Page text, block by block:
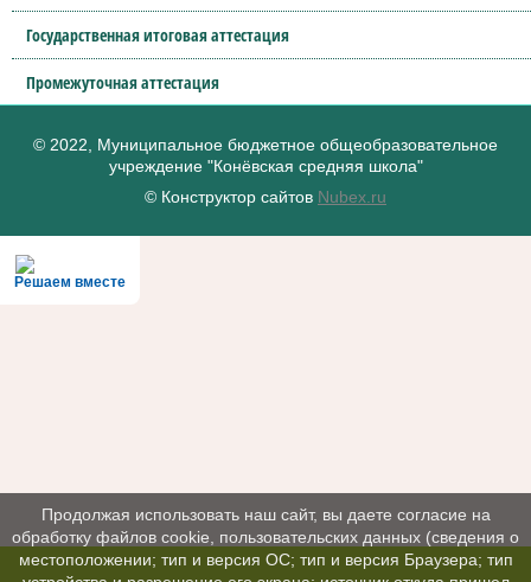
Государственная итоговая аттестация
Промежуточная аттестация
© 2022, Муниципальное бюджетное общеобразовательное
учреждение "Конёвская средняя школа"
© Конструктор сайтов Nubex.ru
Решаем вместе
Продолжая использовать наш сайт, вы даете согласие на
обработку файлов cookie, пользовательских данных (сведения о
местоположении; тип и версия ОС; тип и версия Браузера; тип